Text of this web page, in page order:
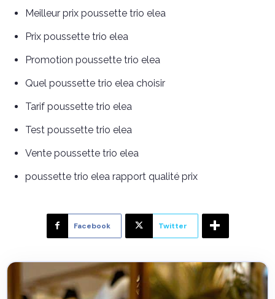
Meilleur prix poussette trio elea
Prix poussette trio elea
Promotion poussette trio elea
Quel poussette trio elea choisir
Tarif poussette trio elea
Test poussette trio elea
Vente poussette trio elea
poussette trio elea rapport qualité prix
Facebook Twitter